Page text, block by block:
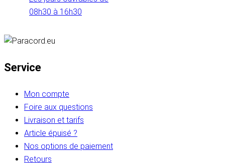
08h30 à 16h30
Service
Mon compte
Foire aux questions
Livraison et tarifs
Article épuisé ?
Nos options de paiement
Retours